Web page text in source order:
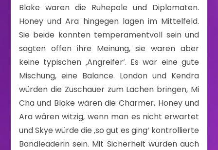
Blake waren die Ruhepole und Diplomaten.
Honey und Ara hingegen lagen im Mittelfeld.
Sie beide konnten temperamentvoll sein und
sagten offen ihre Meinung, sie waren aber
keine typischen ‚Angreifer‘. Es war eine gute
Mischung, eine Balance. London und Kendra
würden die Zuschauer zum Lachen bringen, Mi
Cha und Blake wären die Charmer, Honey und
Ara wären witzig, wenn man es nicht erwartet
und Skye würde die ‚so gut es ging‘ kontrollierte
Bandleaderin sein. Mit Sicherheit würden auch